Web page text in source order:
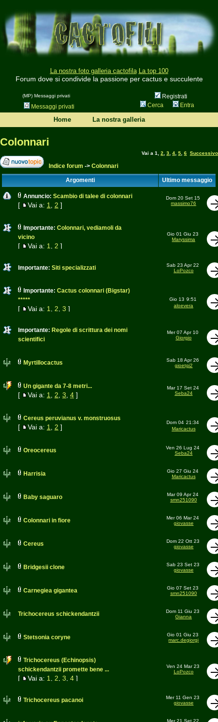
La nostra foto galleria cactofila La top 100
Forum dove si condivide la passione per cactus e succulente
(MP) Messaggi privati
Registrati
Messaggi privati
Cerca Entra
Home La nostra galleria
Colonnari
Vai a 1 2 3 4 5 6 Successivo
Indice forum -> Colonnari
Argomenti Ultimo messaggio
Annuncio: Scambio di talee di colonnari
[ Vai a: 1 2 ]
Dom 20 Set 15
massimo76
Importante: Colonnari, vediamoli da
vicino
[ Vai a: 1 2 ]
Gio 01 Giu 23
Maryssima
Importante: Siti specializzati
Sab 23 Apr 22
LoPozco
Importante: Cactus colonnari (Bigstar)
*****
[ Vai a: 1 2 3 ]
Gio 13 9:51
aloevera
Importante: Regole di scrittura dei nomi
scientifici
Mer 07 Apr 10
Giorgio
Myrtillocactus
Sab 18 Apr 26
gioetgi2
Un gigante da 7-8 metri...
[ Vai a: 1 2 3 4]
Mar 17 Set 24
Seba24
Cereus peruvianus v. monstruosus
[ Vai a: 1 2 ]
Dom 04 21:34
Maricactus
Oreocereus
Ven 26 Lug 24
Seba24
Harrisia
Gio 27 Giu 24
Maricactus
Baby saguaro
Mar 09 Apr 24
smn251090
Colonnari in fiore
Mer 06 Mar 24
giovasse
Cereus
Dom 22 Ott 23
giovasse
Bridgesii clone
Sab 23 Set 23
giovasse
Carnegiea gigantea
Gio 07 Set 23
smn251090
Trichocereus schickendantzii
Dom 11 Giu 23
Gianna
Stetsonia coryne
Gio 01 Giu 23
marc.degiorgi
Trichocereus (Echinopsis)
schickendantzii promette bene ...
[ Vai a: 1 2 3 4]
Ven 24 Mar 23
LoPozco
Trichocereus pacanoi
Mer 11 Gen 23
giovasse
Mer 21 Set 22